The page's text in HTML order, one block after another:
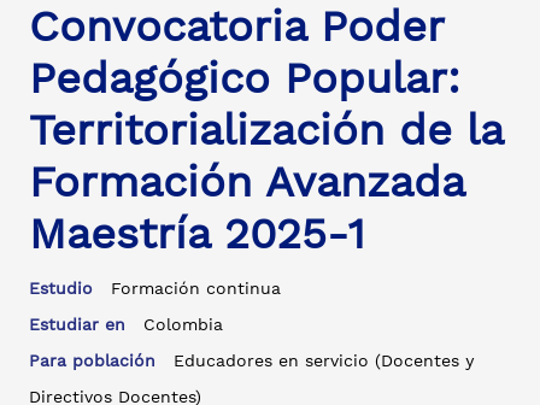
Convocatoria Poder
Pedagógico Popular:
Territorialización de la
Formación Avanzada
Maestría 2025-1
Estudio
Formación continua
Estudiar en
Colombia
Para población
Educadores en servicio (Docentes y
Directivos Docentes)